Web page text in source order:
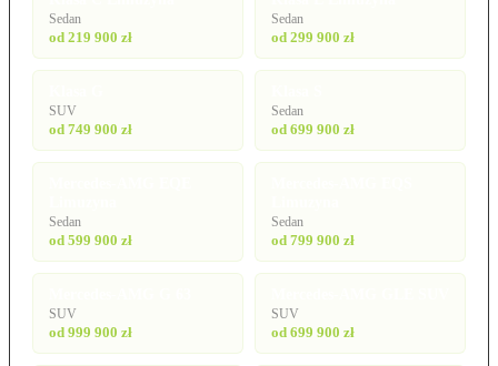
Sedan
od 219 900 zł
Sedan
od 299 900 zł
SUV
od 749 900 zł
Sedan
od 699 900 zł
Sedan
od 599 900 zł
Sedan
od 799 900 zł
SUV
od 999 900 zł
SUV
od 699 900 zł